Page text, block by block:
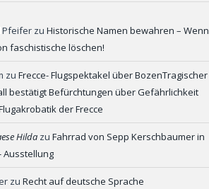
Pfeifer zu Historische Namen bewahren – Wenn
faschistische löschen!
zu Frecce- Flugspektakel über BozenTragischer
bestätigt Befürchtungen über Gefährlichkeit
der Frecce
Hilda zu Fahrrad von Sepp Kerschbaumer in
Ausstellung
zu Recht auf deutsche Sprache